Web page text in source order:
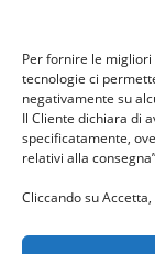
Per fornire le
tecnologie ci
negativamente su
Il Cliente dichiara di
specificatamente,
relativi alla
Cliccando su